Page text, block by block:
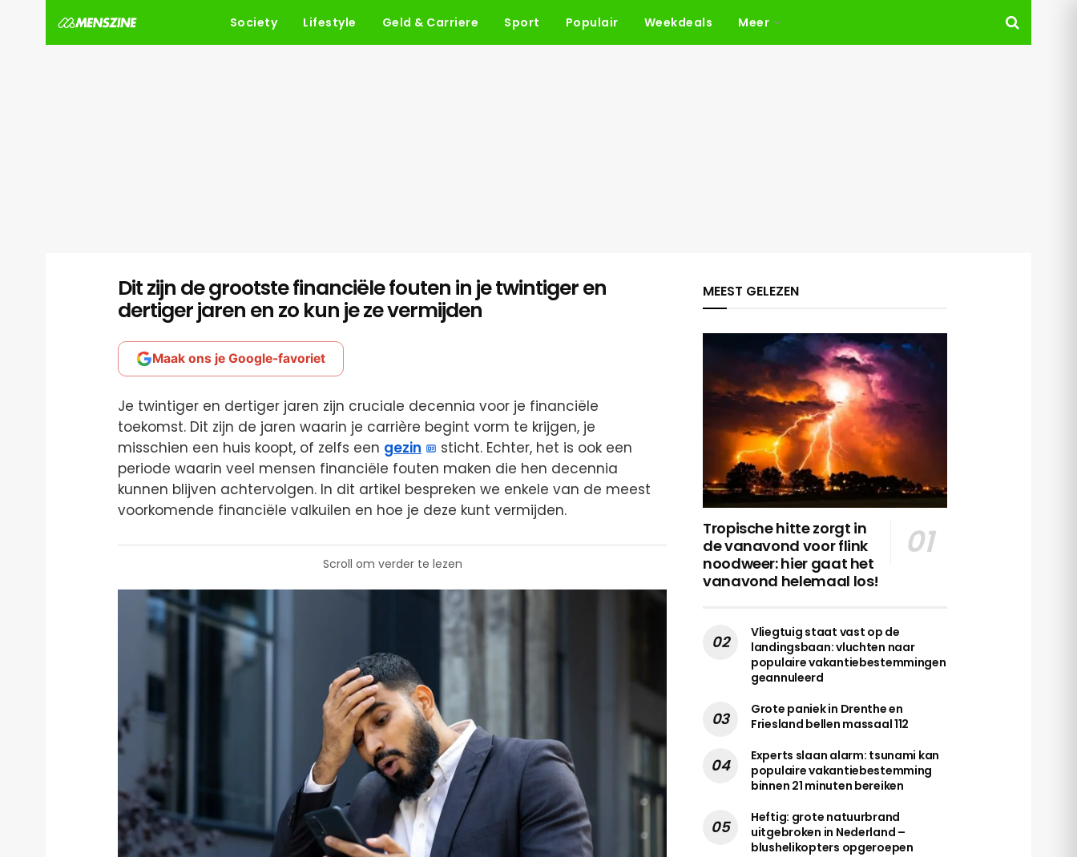
Society Lifestyle Geld & Carriere Sport Populair Weekdeals Meer
Dit zijn de grootste financiële fouten in je twintiger en
dertiger jaren en zo kun je ze vermijden
Maak ons je Google-favoriet
Je twintiger en dertiger jaren zijn cruciale decennia voor je financiële
toekomst. Dit zijn de jaren waarin je carrière begint vorm te krijgen, je
misschien een huis koopt, of zelfs een gezin
sticht. Echter, het is ook een
periode waarin veel mensen financiële fouten maken die hen decennia
kunnen blijven achtervolgen. In dit artikel bespreken we enkele van de meest
voorkomende financiële valkuilen en hoe je deze kunt vermijden.
Scroll om verder te lezen
MEEST GELEZEN
Tropische hitte zorgt in
de vanavond voor flink
noodweer: hier gaat het
vanavond helemaal los!
Vliegtuig staat vast op de
landingsbaan: vluchten naar
populaire vakantiebestemmingen
geannuleerd
Grote paniek in Drenthe en
Friesland bellen massaal 112
Experts slaan alarm: tsunami kan
populaire vakantiebestemming
binnen 21 minuten bereiken
Heftig: grote natuurbrand
uitgebroken in Nederland –
blushelikopters opgeroepen